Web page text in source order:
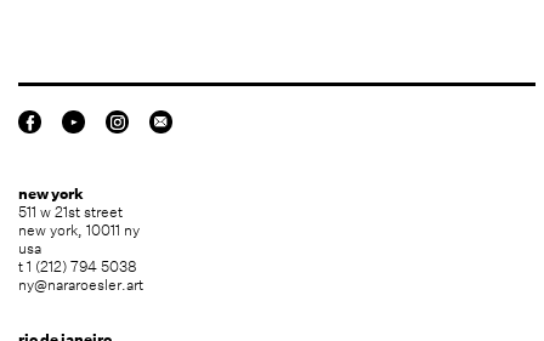
new york
511 w 21st street
new york, 10011 ny
usa
t 1 (212) 794 5038
ny@nararoesler.art